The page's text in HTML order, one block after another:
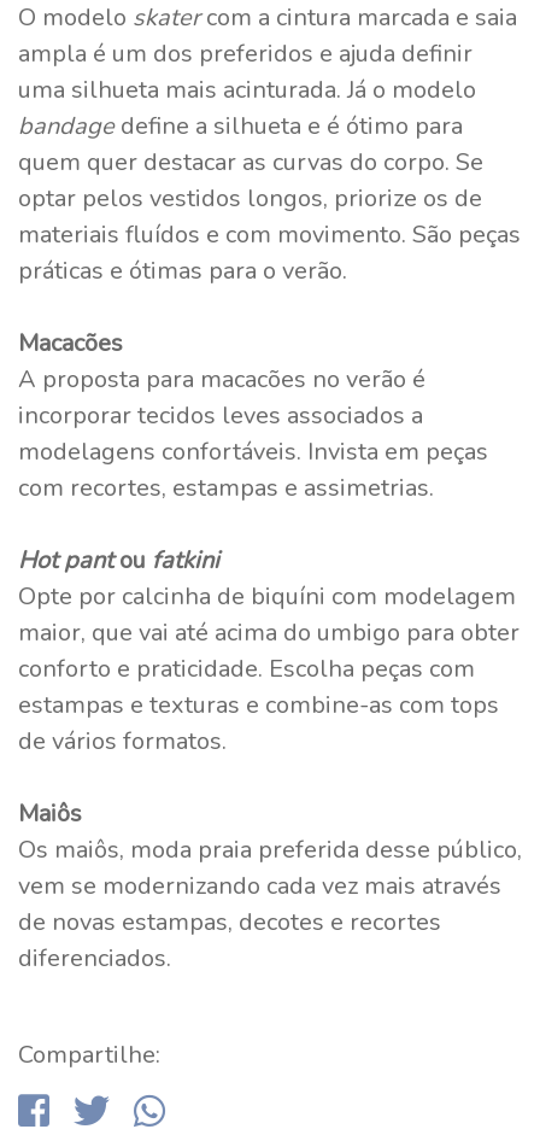
O modelo skatercom a cintura marcada e saia
ampla é um dos preferidos e ajuda definir
uma silhueta mais acinturada. Já o modelo
bandagedefine a silhueta e é ótimo para
quem quer destacar as curvas do corpo. Se
optar pelos vestidos longos, priorize os de
materiais fluídos e com movimento. São peças
práticas e ótimas para o verão.
Macacões
A proposta para macacões no verão é
incorporar tecidos leves associados a
modelagens confortáveis. Invista em peças
com recortes, estampas e assimetrias.
Hot pantou fatkini
Opte por calcinha de biquíni com modelagem
maior, que vai até acima do umbigo para obter
conforto e praticidade. Escolha peças com
estampas e texturas e combine-as com tops
de vários formatos.
Maiôs
Os maiôs, moda praia preferida desse público,
vem se modernizando cada vez mais através
de novas estampas, decotes e recortes
diferenciados.
Compartilhe: